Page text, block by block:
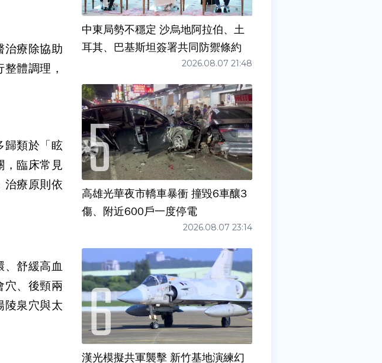
治療除協助
體調理，
歸類於「眩
，臨床常見
治療原則依
舒緩高血
穴、後頸兩
陵泉穴與太
中東局勢不穩定 沙烏地阿拉伯、土
耳其、巴基斯坦簽署共同防禦條約
2026.08.07 21:48
高雄光華夜市轎車暴衝 撞毀6車釀3
傷、附近600戶一度停電
2026.08.07 23:14
漢光模擬共軍襲擊 新竹基地演練幻